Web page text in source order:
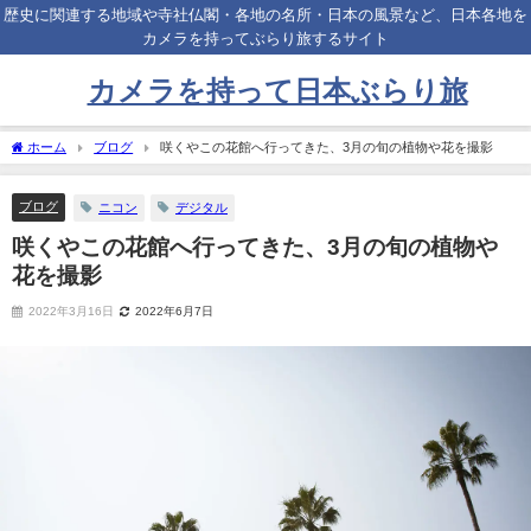
歴史に関連する地域や寺社仏閣・各地の名所・日本の風景など、日本各地を
カメラを持ってぶらり旅するサイト
カメラを持って日本ぶらり旅
ホーム ブログ 咲くやこの花館へ行ってきた、3月の旬の植物や花を撮影
ブログ ニコン デジタル
咲くやこの花館へ行ってきた、3月の旬の植物や
花を撮影
2022年3月16日 2022年6月7日